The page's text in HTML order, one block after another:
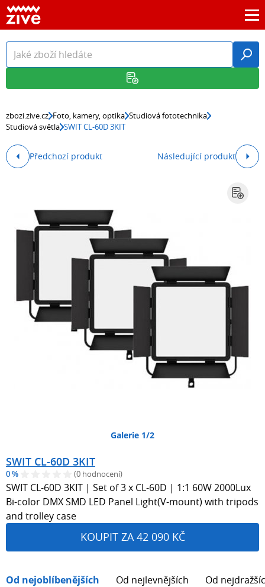
zbozi.zive.cz Foto, kamery, optika Studiová fototechnika
Studiová světla SWIT CL-60D 3KIT
Předchozí produkt Následující produkt
Galerie 1/2
SWIT CL-60D 3KIT
0 % (0 hodnocení)
SWIT CL-60D 3KIT | Set of 3 x CL-60D | 1:1 60W 2000Lux
Bi-color DMX SMD LED Panel Light(V-mount) with tripods
and trolley case
KOUPIT ZA 42 090 KČ
Od nejoblíbenějších Od nejlevnějších Od